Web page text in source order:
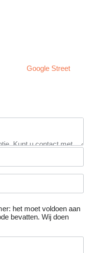
Google Street
het moet voldoen aan
bevatten. Wij doen